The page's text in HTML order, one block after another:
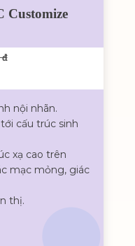
Customize
nội nhãn.
cấu trúc sinh
xạ cao trên
mạc mỏng, giác
thị.
đ